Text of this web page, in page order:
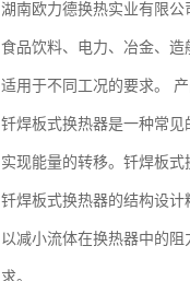
湖南欧力德换热实业有限公
食品饮料、电力、冶金、造
适用于不同工况的要求。
钎焊板式换热器是一种常
实现能量的转移。钎焊板
钎焊板式换热器的结构设计
以减小流体在换热器中的
求。